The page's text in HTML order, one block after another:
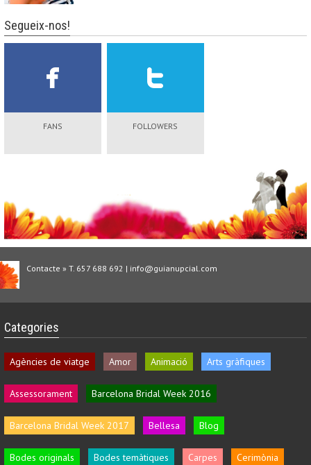
Segueix-nos!
FANS FOLLOWERS
Contacte » T. 657 688 692 | info@guianupcial.com
Categories
Agències de viatge Amor Animació Arts gràfiques
Assessorament Barcelona Bridal Week 2016
Barcelona Bridal Week 2017 Bellesa Blog
Bodes originals Bodes temàtiques Carpes Cerimònia